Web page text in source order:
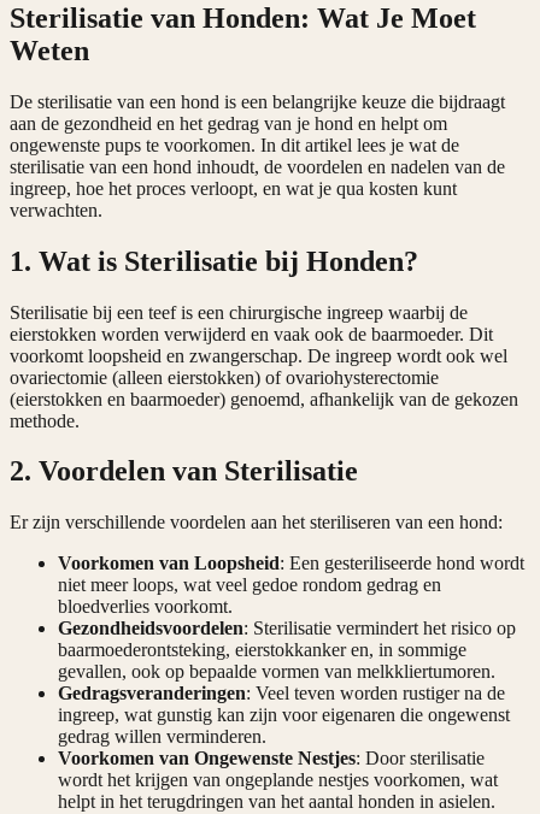
Sterilisatie van Honden: Wat Je Moet
Weten
De sterilisatie van een hond is een belangrijke keuze die bijdraagt
aan de gezondheid en het gedrag van je hond en helpt om
ongewenste pups te voorkomen. In dit artikel lees je wat de
sterilisatie van een hond inhoudt, de voordelen en nadelen van de
ingreep, hoe het proces verloopt, en wat je qua kosten kunt
verwachten.
1. Wat is Sterilisatie bij Honden?
Sterilisatie bij een teef is een chirurgische ingreep waarbij de
eierstokken worden verwijderd en vaak ook de baarmoeder. Dit
voorkomt loopsheid en zwangerschap. De ingreep wordt ook wel
ovariectomie (alleen eierstokken) of ovariohysterectomie
(eierstokken en baarmoeder) genoemd, afhankelijk van de gekozen
methode.
2. Voordelen van Sterilisatie
Er zijn verschillende voordelen aan het steriliseren van een hond:
Voorkomen van Loopsheid: Een gesteriliseerde hond wordt
niet meer loops, wat veel gedoe rondom gedrag en
bloedverlies voorkomt.
Gezondheidsvoordelen: Sterilisatie vermindert het risico op
baarmoederontsteking, eierstokkanker en, in sommige
gevallen, ook op bepaalde vormen van melkkliertumoren.
Gedragsveranderingen: Veel teven worden rustiger na de
ingreep, wat gunstig kan zijn voor eigenaren die ongewenst
gedrag willen verminderen.
Voorkomen van Ongewenste Nestjes: Door sterilisatie
wordt het krijgen van ongeplande nestjes voorkomen, wat
helpt in het terugdringen van het aantal honden in asielen.